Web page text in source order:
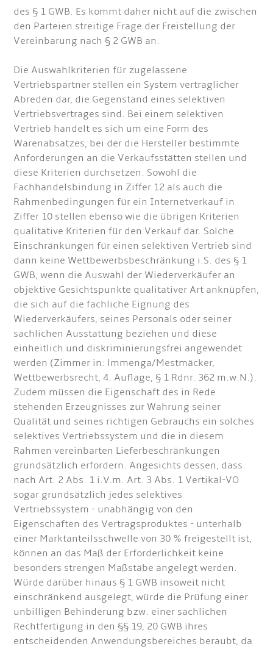
des § 1 GWB. Es kommt daher nicht auf die zwischen
den Parteien streitige Frage der Freistellung der
Vereinbarung nach § 2 GWB an.
Die Auswahlkriterien für zugelassene
Vertriebspartner stellen ein System vertraglicher
Abreden dar, die Gegenstand eines selektiven
Vertriebsvertrages sind. Bei einem selektiven
Vertrieb handelt es sich um eine Form des
Warenabsatzes, bei der die Hersteller bestimmte
Anforderungen an die Verkaufsstätten stellen und
diese Kriterien durchsetzen. Sowohl die
Fachhandelsbindung in Ziffer 12 als auch die
Rahmenbedingungen für ein Internetverkauf in
Ziffer 10 stellen ebenso wie die übrigen Kriterien
qualitative Kriterien für den Verkauf dar. Solche
Einschränkungen für einen selektiven Vertrieb sind
dann keine Wettbewerbsbeschränkung i.S. des § 1
GWB, wenn die Auswahl der Wiederverkäufer an
objektive Gesichtspunkte qualitativer Art anknüpfen,
die sich auf die fachliche Eignung des
Wiederverkäufers, seines Personals oder seiner
sachlichen Ausstattung beziehen und diese
einheitlich und diskriminierungsfrei angewendet
werden (Zimmer in: lmmenga/Mestmäcker,
Wettbewerbsrecht, 4. Auflage, § 1 Rdnr. 362 m.w.N.).
Zudem müssen die Eigenschaft des in Rede
stehenden Erzeugnisses zur Wahrung seiner
Qualität und seines richtigen Gebrauchs ein solches
selektives Vertriebssystem und die in diesem
Rahmen vereinbarten Lieferbeschränkungen
grundsätzlich erfordern. Angesichts dessen, dass
nach Art. 2 Abs. 1 i.V.m. Art. 3 Abs. 1 Vertikal-VO
sogar grundsätzlich jedes selektives
Vertriebssystem - unabhängig von den
Eigenschaften des Vertragsproduktes - unterhalb
einer Marktanteilsschwelle von 30 % freigestellt ist,
können an das Maß der Erforderlichkeit keine
besonders strengen Maßstäbe angelegt werden.
Würde darüber hinaus § 1 GWB insoweit nicht
einschränkend ausgelegt, würde die Prüfung einer
unbilligen Behinderung bzw. einer sachlichen
Rechtfertigung in den §§ 19, 20 GWB ihres
entscheidenden Anwendungsbereiches beraubt, da